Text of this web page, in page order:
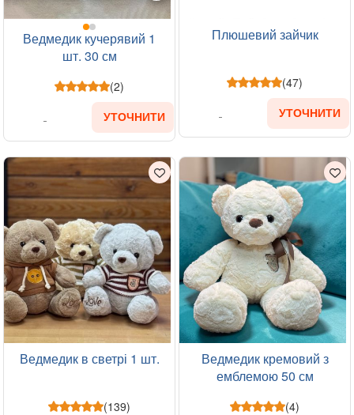
Ведмедик кучерявий 1
шт. 30 см
(2)
УТОЧНИТИ
Плюшевий зайчик
(47)
УТОЧНИТИ
Ведмедик в светрі 1 шт.
(139)
Ведмедик кремовий з
емблемою 50 см
(4)